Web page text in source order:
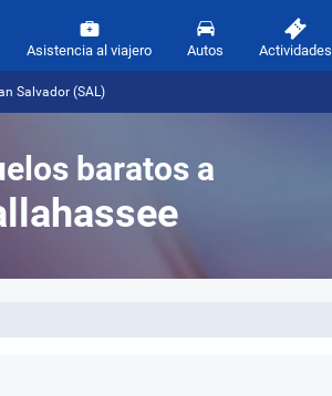
Asistencia al viajero Autos Actividades
Salvador (SAL)
baratos a